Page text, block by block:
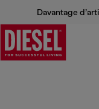
Davantage